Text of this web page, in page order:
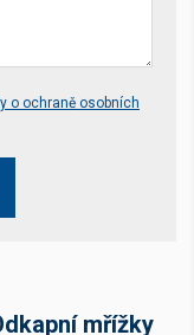
o ochraně osobních
mřížky